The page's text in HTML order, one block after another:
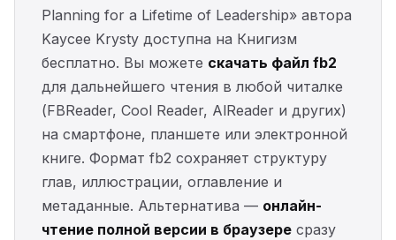
Planning for a Lifetime of Leadership» автора
Kaycee Krysty доступна на Книгизм
бесплатно. Вы можете скачать файл fb2
для дальнейшего чтения в любой читалке
(FBReader, Cool Reader, AlReader и других)
на смартфоне, планшете или электронной
книге. Формат fb2 сохраняет структуру
глав, иллюстрации, оглавление и
метаданные. Альтернатива — онлайн-
чтение полной версии в браузере сразу